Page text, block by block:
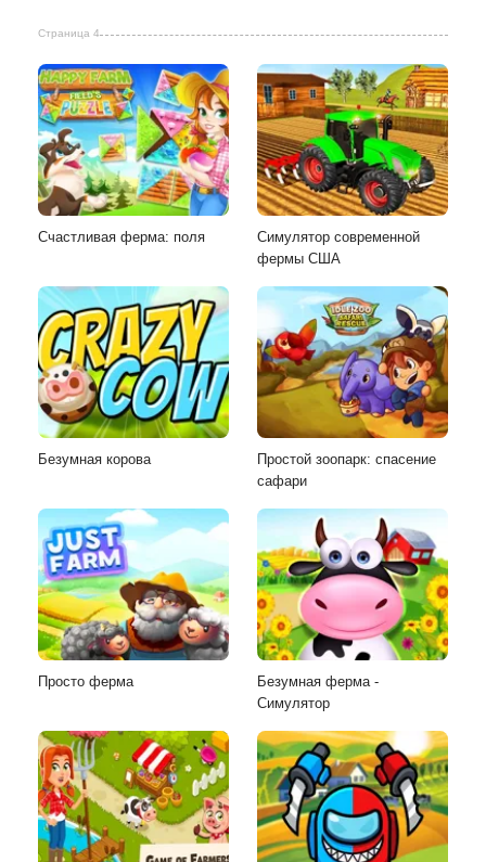
Страница 4
Счастливая ферма: поля
Симулятор современной
фермы США
Безумная корова
Простой зоопарк: спасение
сафари
Просто ферма
Безумная ферма -
Симулятор